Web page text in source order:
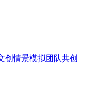
创情景模拟团队共创